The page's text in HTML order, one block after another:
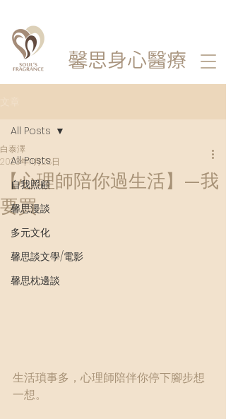
馨思身心醫療
All Posts
自我照顧
馨思漫談
多元文化
馨思談文學/電影
馨思枕邊談
All Posts
【心理師陪你過生活】—我
要買
白泰澤
2023年11月28日
生活瑣事多，心理師陪伴你停下腳步想
一想。